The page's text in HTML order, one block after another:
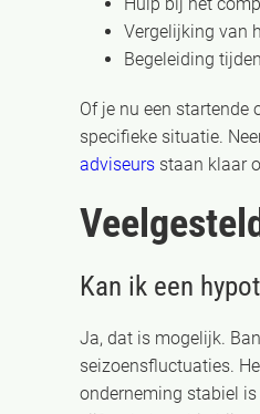
Vergelijking van
Begeleiding
Of je nu een
specifieke situatie.
adviseurs staan klaar
Kan ik een
Ja, dat is mogelijk.
seizoensfluctuaties.
onderneming stabiel